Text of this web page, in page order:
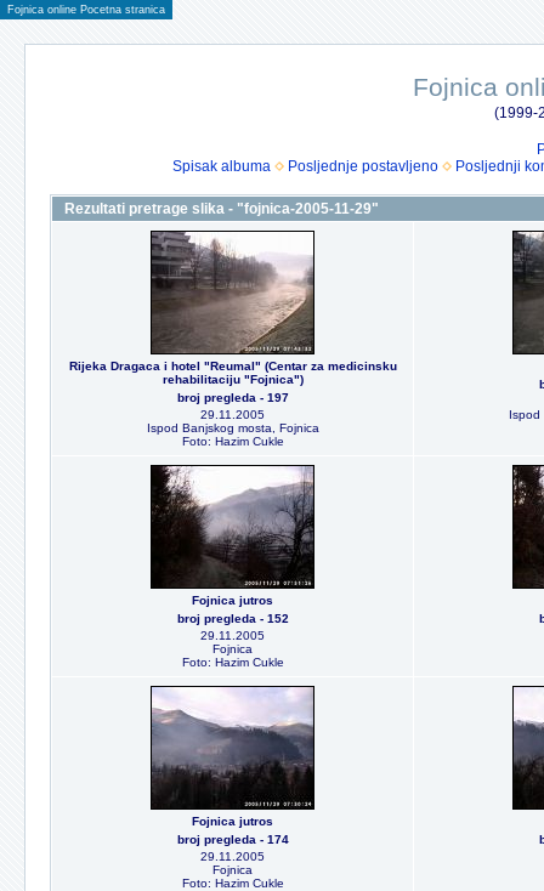
Fojnica online Pocetna stranica
Fojnica
(1999-
Spisak albuma
Posljednje postavljeno Posljednji
Rezultati pretrage slika - "fojnica-2005-11-29"
Rijeka Dragaca i hotel "Reumal" (Centar za medicinsku
rehabilitaciju "Fojnica")
broj pregleda - 197
29.11.2005
Ispod Banjskog mosta, Fojnica
Foto: Hazim Cukle
Ispod
Fojnica jutros
broj pregleda - 152
29.11.2005
Fojnica
Foto: Hazim Cukle
Fojnica jutros
broj pregleda - 174
29.11.2005
Fojnica
Foto: Hazim Cukle